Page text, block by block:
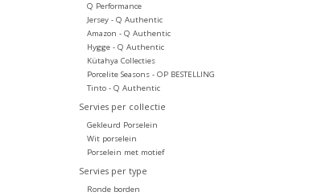
Q Performance
Jersey - Q Authentic
Amazon - Q Authentic
Hygge - Q Authentic
Kütahya Collecties
Porcelite Seasons - OP BESTELLING
Tinto - Q Authentic
Servies per collectie
Gekleurd Porselein
Wit porselein
Porselein met motief
Servies per type
Ronde borden